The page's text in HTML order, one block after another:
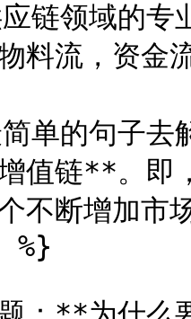
链领域的专
料流，资金
单的句子
值链**。即
不断增加市